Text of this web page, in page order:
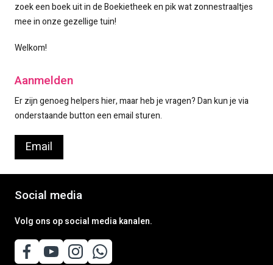
zoek een boek uit in de Boekietheek en pik wat zonnestraaltjes
mee in onze gezellige tuin!
Welkom!
Aanmelden
Er zijn genoeg helpers hier, maar heb je vragen? Dan kun je via
onderstaande button een email sturen.
Email
Social media
Volg ons op social media kanalen.